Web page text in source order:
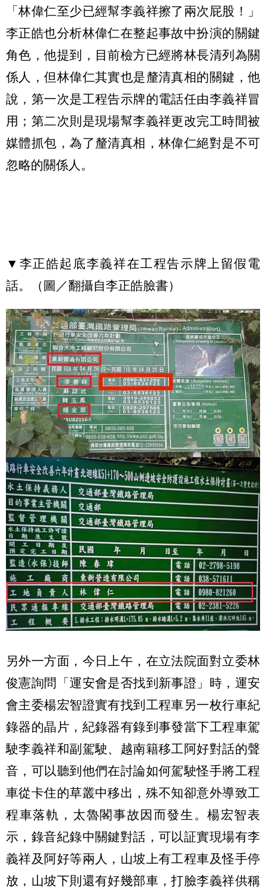
「林偉仁至少已經幫李義祥擦了兩次屁股！」
李正皓也分析林偉仁在整起事故中扮演的關鍵
角色，他提到，目前檢方已經將林長清列為關
係人，但林偉仁其實也是釐清真相的關鍵，他
說，第一次是工程告示牌的電話任由李義祥冒
用；第二次則是現場幫李義祥更改完工時間被
媒體抓包，為了釐清真相，林偉仁絕對是不可
忽略的關係人。
▼李正皓起底李義祥在工程告示牌上留假電
話。（圖／翻攝自李正皓臉書）
另外一方面，今日上午，在立法院面對立委林
俊憲詢問「運安會是否找到新事證」時，運安
會主委楊宏智證實有找到工程車另一枚行車紀
錄器的晶片，紀錄器有錄到事發當下工程車駕
駛李義祥和副駕駛、越南籍移工阿好對話的聲
音，可以聽到他們在討論如何駕駛怪手將工程
車從卡住的草叢中移出，殊不知卻意外導致工
程車落軌，太魯閣事故因而發生。楊宏智表
示，錄音紀錄中關鍵對話，可以証實現場有李
義祥及阿好等兩人，山坡上有工程車及怪手停
放，山坡下則還有好幾部車，打臉李義祥供稱